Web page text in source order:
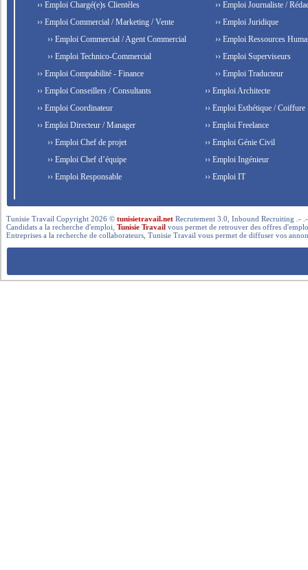
›› Emploi Chargé(e)s Clientèles
›› Emploi Commercial / Marketing / Vente
›› Emploi Commercial / Agent Commercial
›› Emploi Technico-Commercial
›› Emploi Comptabilité - Finance
›› Emploi Conseillers / Consultants
›› Emploi Coordinateur
›› Emploi Directeur / Manager
›› Emploi Chef de projet
›› Emploi Chef d’équipe
›› Emploi Responsable
›› Emploi Journaliste /
›› Emploi Juridique
›› Emploi Ressources
›› Emploi Superviseurs
›› Emploi Traducteur
›› Emploi Architecte
›› Emploi Esthétique / Coiffure
›› Emploi Freelance
›› Emploi Génie Civil
›› Emploi Ingénieur
›› Emploi IT
Tunisie Travail Copyright 2026 ©tunisietravail.net Recrutement 3.0, Inbound Recruiting .-
Candidats a la recherche d'emploi,Tunisie Travail vous permet de retrouver des offres
Entreprises a la recherche de collaborateurs, Tunisie Travail vous permet de diffuser vos